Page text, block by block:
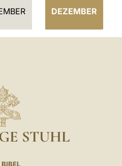
DEZEMBER
STUHL
BIBEL